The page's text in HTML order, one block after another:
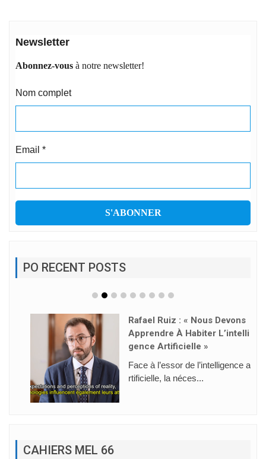
Newsletter
Abonnez-vous à notre newsletter!
Nom complet
Email *
PO RECENT POSTS
Rafael Ruiz : « Nous Devons
Apprendre À Habiter L’intelli
Gence Artificielle »
Face à l’essor de l’intelligence a
rtificielle, la néces...
CAHIERS MEL 66